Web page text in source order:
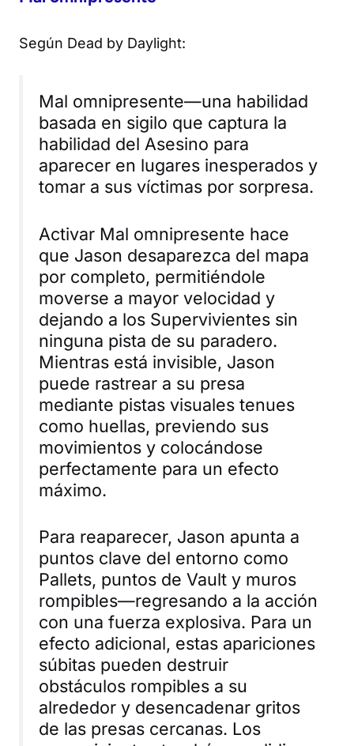
Según Dead by Daylight:
Mal omnipresente—una habilidad
basada en sigilo que captura la
habilidad del Asesino para
aparecer en lugares inesperados y
tomar a sus víctimas por sorpresa.
Activar Mal omnipresente hace
que Jason desaparezca del mapa
por completo, permitiéndole
moverse a mayor velocidad y
dejando a los Supervivientes sin
ninguna pista de su paradero.
Mientras está invisible, Jason
puede rastrear a su presa
mediante pistas visuales tenues
como huellas, previendo sus
movimientos y colocándose
perfectamente para un efecto
máximo.
Para reaparecer, Jason apunta a
puntos clave del entorno como
Pallets, puntos de Vault y muros
rompibles—regresando a la acción
con una fuerza explosiva. Para un
efecto adicional, estas apariciones
súbitas pueden destruir
obstáculos rompibles a su
alrededor y desencadenar gritos
de las presas cercanas. Los